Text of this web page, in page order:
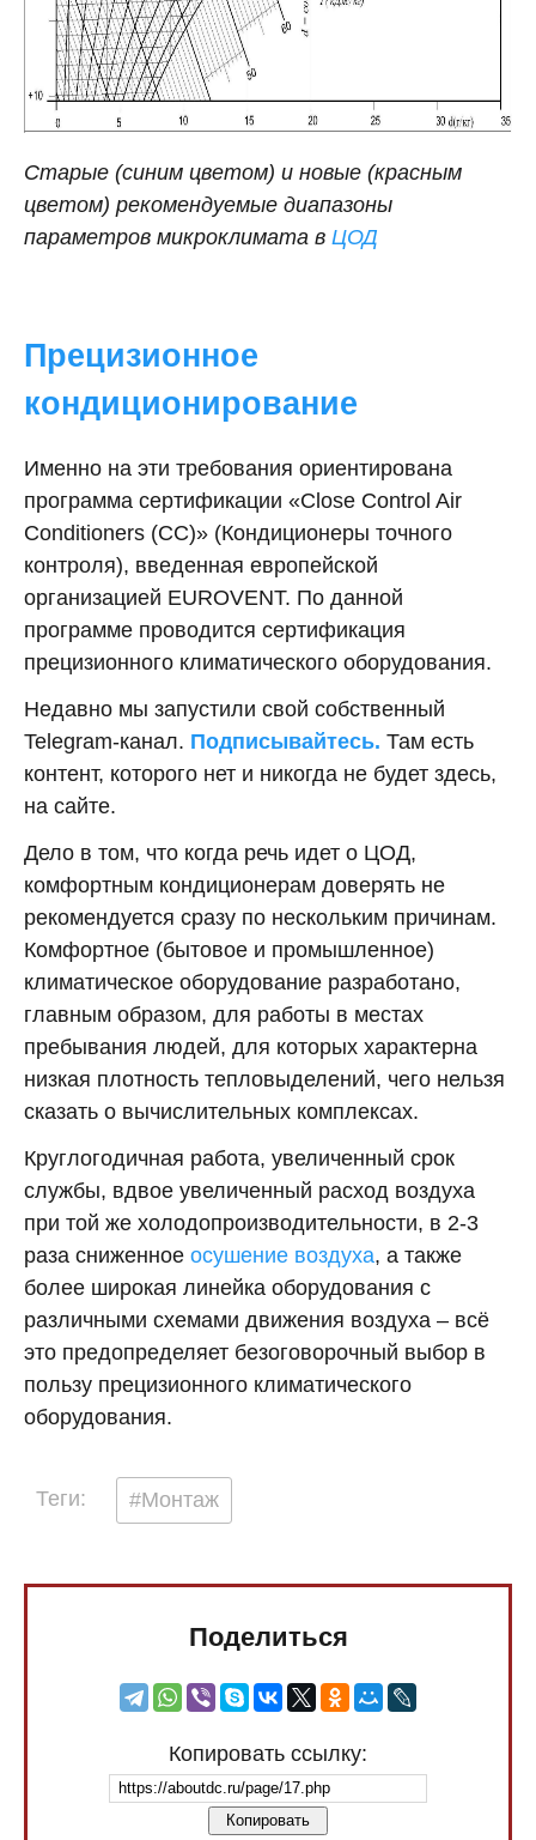
Старые (синим цветом) и новые (красным
цветом) рекомендуемые диапазоны
параметров микроклимата в ЦОД
Прецизионное
кондиционирование
Именно на эти требования ориентирована
программа сертификации «Close Control Air
Conditioners (CC)» (Кондиционеры точного
контроля), введенная европейской
организацией EUROVENT. По данной
программе проводится сертификация
прецизионного климатического оборудования.
Недавно мы запустили свой собственный
Telegram-канал. Подписывайтесь. Там есть
контент, которого нет и никогда не будет здесь,
на сайте.
Дело в том, что когда речь идет о ЦОД,
комфортным кондиционерам доверять не
рекомендуется сразу по нескольким причинам.
Комфортное (бытовое и промышленное)
климатическое оборудование разработано,
главным образом, для работы в местах
пребывания людей, для которых характерна
низкая плотность тепловыделений, чего нельзя
сказать о вычислительных комплексах.
Круглогодичная работа, увеличенный срок
службы, вдвое увеличенный расход воздуха
при той же холодопроизводительности, в 2-3
раза сниженное осушение воздуха, а также
более широкая линейка оборудования с
различными схемами движения воздуха – всё
это предопределяет безоговорочный выбор в
пользу прецизионного климатического
оборудования.
Теги: #Монтаж
Поделиться
Копировать ссылку:
Копировать